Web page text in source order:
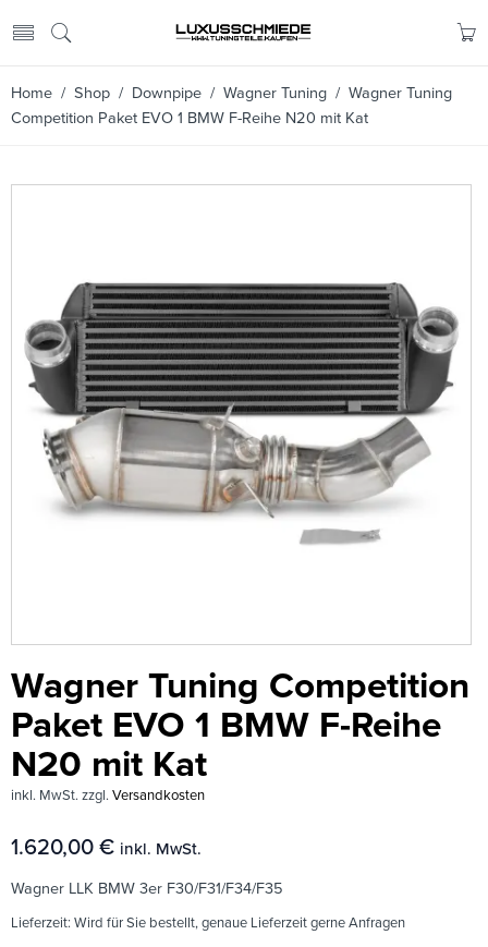
Home / Shop / Downpipe / Wagner Tuning / Wagner Tuning
Competition Paket EVO 1 BMW F-Reihe N20 mit Kat
Wagner Tuning Competition
Paket EVO 1 BMW F-Reihe
N20 mit Kat
inkl. MwSt. zzgl. Versandkosten
1.620,00 € inkl. MwSt.
Wagner LLK BMW 3er F30/F31/F34/F35
Lieferzeit: Wird für Sie bestellt, genaue Lieferzeit gerne Anfragen